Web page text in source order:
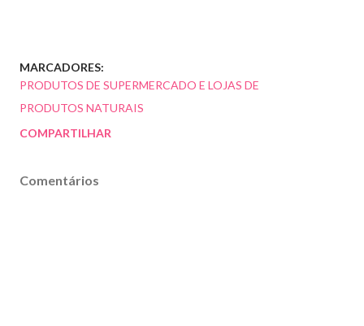
MARCADORES:
PRODUTOS DE SUPERMERCADO E LOJAS DE
PRODUTOS NATURAIS
COMPARTILHAR
Comentários